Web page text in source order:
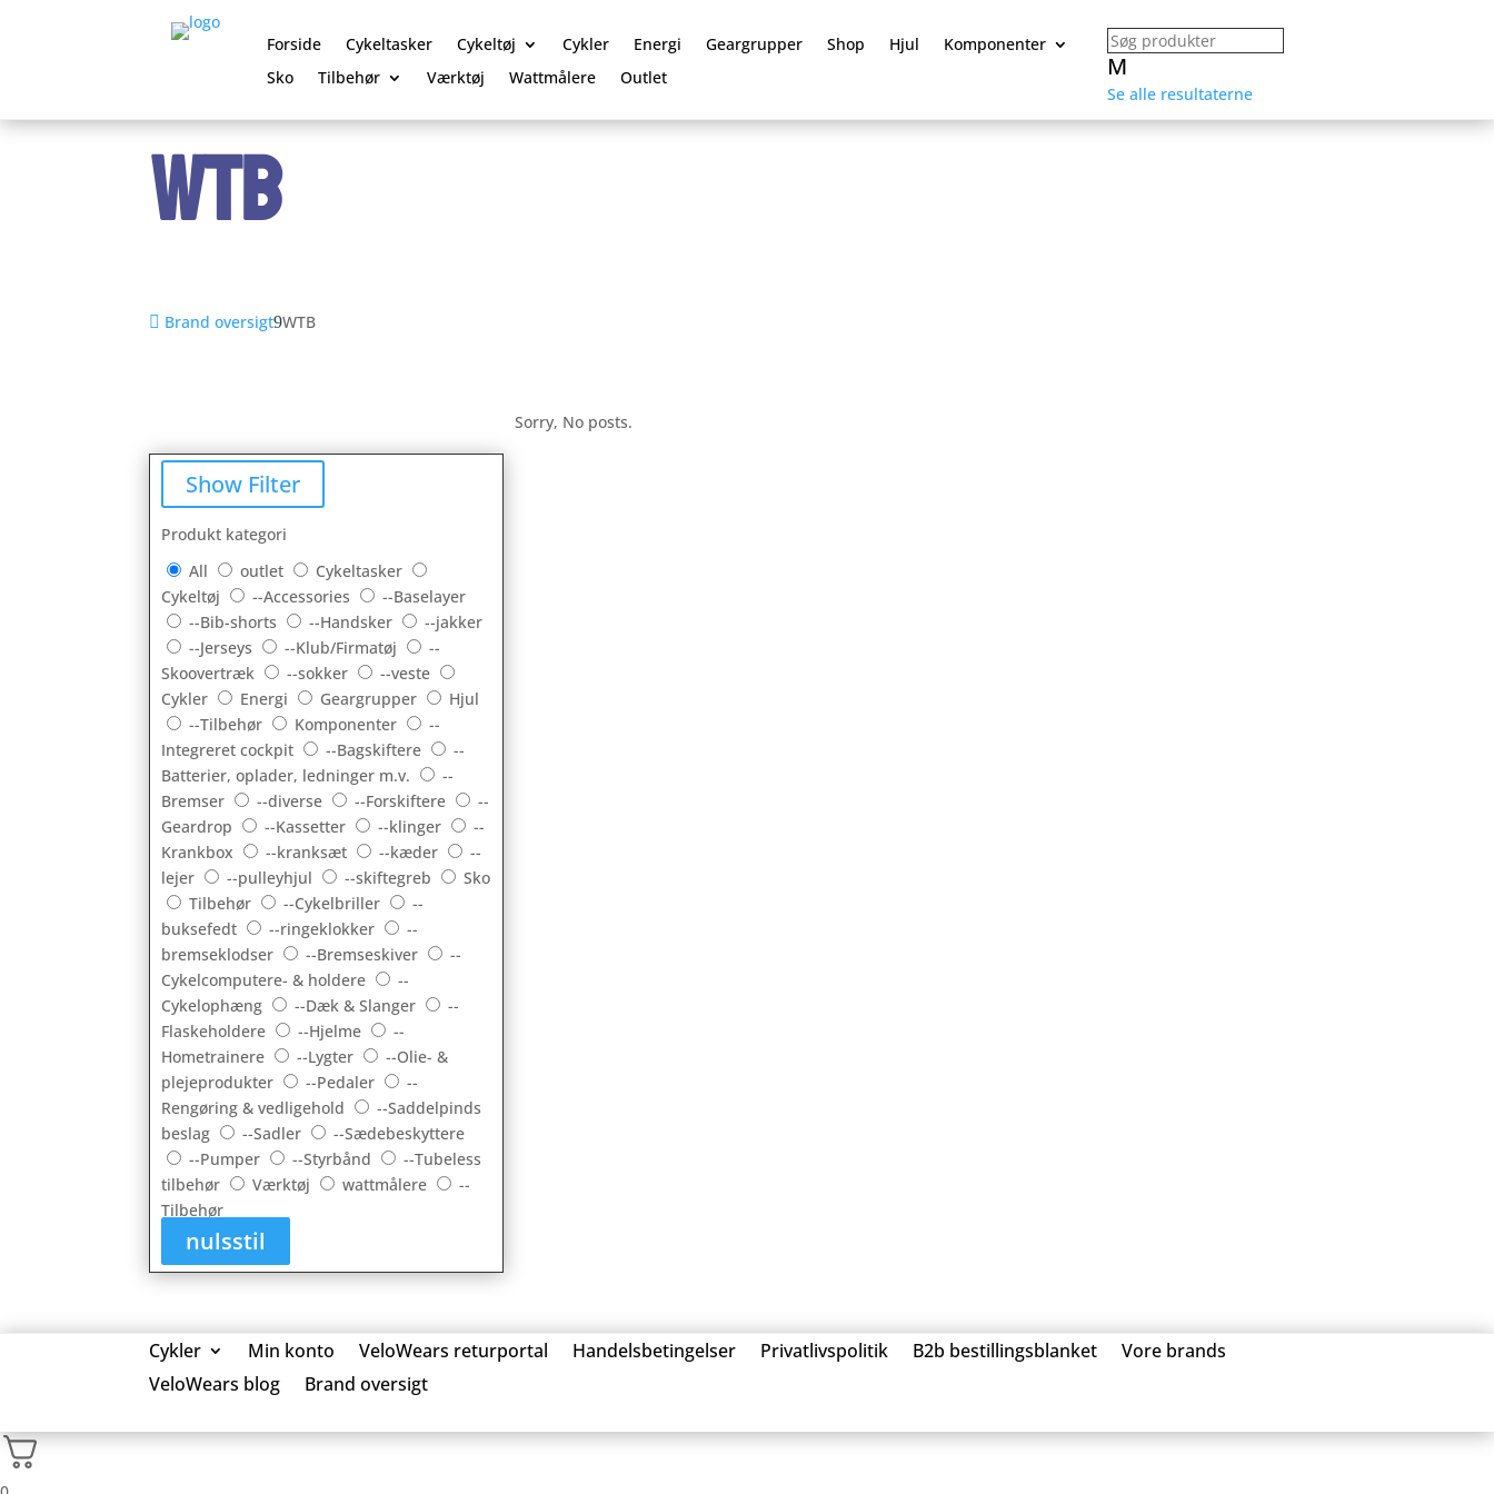
Forside Cykeltasker Cykeltøj Cykler Energi Geargrupper Shop Hjul
Komponenter
Sko
Tilbehør Værktøj Wattmålere Outlet M
Se alle resultaterne
WTB
Brand oversigt WTB
Show Filter
Produkt kategori
All
outlet
Cykeltasker
Cykeltøj
--Accessories
--Baselayer
--Bib-shorts
--Handsker
--jakker
--Jerseys
--Klub/Firmatøj
--
Skoovertræk
--sokker
--veste
Cykler
Energi Geargrupper
Hjul
--Tilbehør
Komponenter
--
Integreret cockpit
--Bagskiftere
--
Batterier, oplader, ledninger m.v.
--
Bremser
--diverse --Forskiftere
--
Geardrop
--Kassetter --klinger
--
Krankbox
--kranksæt --kæder
--
lejer
--pulleyhjul --skiftegreb
Sko
Tilbehør
--Cykelbriller
--
buksefedt
--ringeklokker
--
bremseklodser
--Bremseskiver
--
Cykelcomputere- & holdere
--
Cykelophæng
--Dæk & Slanger
--
Flaskeholdere
--Hjelme
--
Hometrainere
--Lygter
--Olie- &
plejeprodukter
--Pedaler
--
Rengøring & vedligehold
--Saddelpinds
beslag
--Sadler
--Sædebeskyttere
--Pumper
--Styrbånd
--Tubeless
tilbehør
Værktøj wattmålere
--
Tilbehør
nulsstil
Sorry, No posts.
Cykler Min konto VeloWears returportal Handelsbetingelser Privatlivspolitik B2b bestillingsblanket
Vore brands
VeloWears blog
Brand oversigt